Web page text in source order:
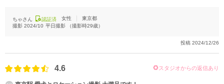
めてくださり、また加工で夕日が見えるようにしてくれました。
ちゃさん 認証済 女性
東京都
撮影 2024/10 平日撮影 （撮影時29歳）
投稿 2024/12/26
4.6 スタジオからの返信あり